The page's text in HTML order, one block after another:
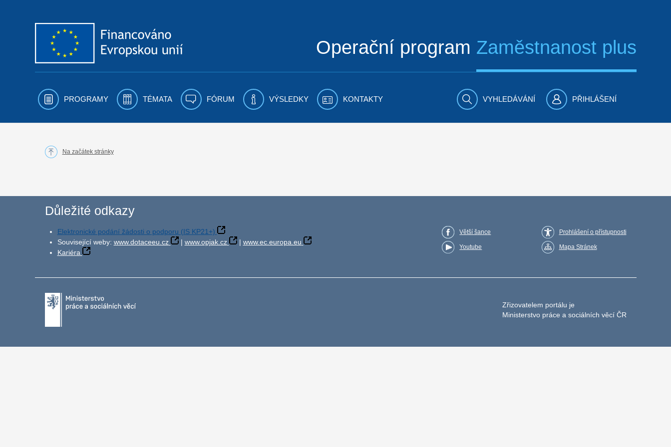
Operační program Zaměstnanost plus
PROGRAMY TÉMATA FÓRUM VÝSLEDKY KONTAKTY VYHLEDÁVÁNÍ PŘIHLÁŠENÍ
Na začátek stránky
Důležité odkazy
Elektronické podání žádosti o podporu (IS KP21+)
Související weby: www.dotaceeu.cz | www.opjak.cz | www.ec.europa.eu
Kariéra
Větší šance
Youtube
Prohlášení o přístupnosti
Mapa Stránek
Zřizovatelem portálu je
Ministerstvo práce a sociálních věcí ČR